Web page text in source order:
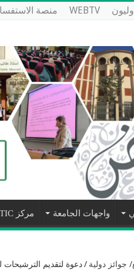
WEBTV
منصة
واجهات الجامعة مركز NTIC
جوائز دولية /دعوة لتقديم الترشيحات